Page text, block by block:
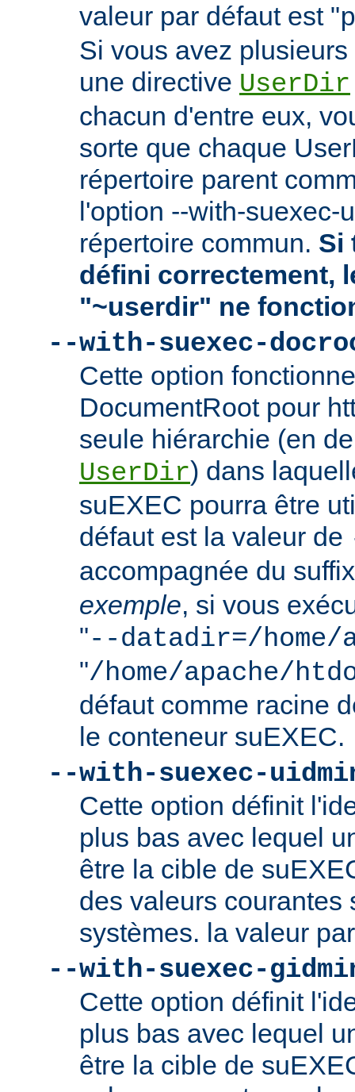
valeur par défaut est "
Si vous avez
une directive UserDir
chacun d'entre eux,
sorte que chaque
répertoire parent
l'option --with-suexec-
répertoire commun. Si
défini correctement,
"~userdir" ne
--with-suexec-
Cette option
DocumentRoot pour
seule hiérarchie (en
UserDir) dans
suEXEC pourra être
défaut est la valeur de
accompagnée du
exemple, si vous
"--datadir=/home/
"/home/apache/
défaut comme racine
le conteneur suEXEC.
--with-suexec-
Cette option définit
plus bas avec lequel
être la cible de
des valeurs courantes
systèmes. la valeur
--with-suexec-
Cette option définit
plus bas avec lequel
être la cible de